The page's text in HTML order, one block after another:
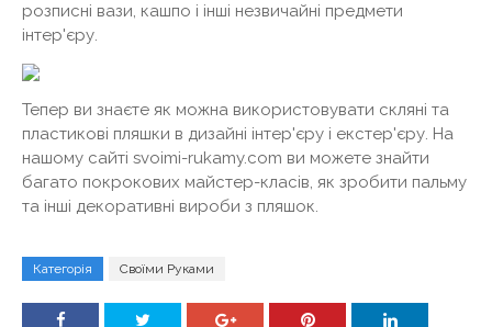
розписні вази, кашпо і інші незвичайні предмети
інтер'єру.
Тепер ви знаєте як можна використовувати скляні та
пластикові пляшки в дизайні інтер'єру і екстер'єру. На
нашому сайті svoimi-rukamy.com ви можете знайти
багато покрокових майстер-класів, як зробити пальму
та інші декоративні вироби з пляшок.
Категорія Своїми Руками